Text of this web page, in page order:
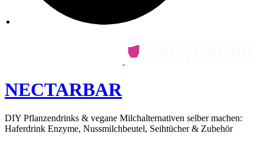
NECTARBAR
DIY Pflanzendrinks & vegane Milchalternativen selber machen:
Haferdrink Enzyme, Nussmilchbeutel, Seihtücher & Zubehör